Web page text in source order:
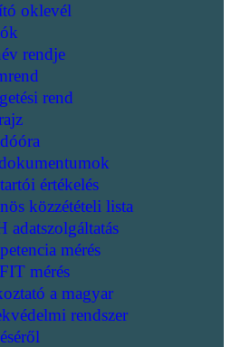
oklevél
rendje
rend
értékelés
közzétételi lista
adatszolgáltatás
mérés
mérés
a magyar
rendszer